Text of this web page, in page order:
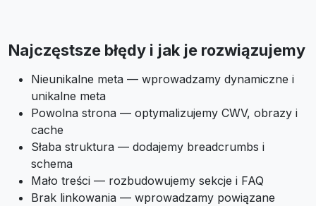
Najczęstsze błędy i jak je rozwiązujemy
Nieunikalne meta — wprowadzamy dynamiczne i
unikalne meta
Powolna strona — optymalizujemy CWV, obrazy i
cache
Słaba struktura — dodajemy breadcrumbs i
schema
Mało treści — rozbudowujemy sekcje i FAQ
Brak linkowania — wprowadzamy powiązane